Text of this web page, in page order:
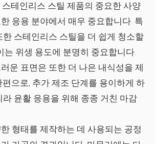
스테인리스 스틸 제품의 중요한 사양
응용 분야에서 매우 중요합니다. 특
한 스테인리스 스틸을 더 쉽게 청소할
는 위생 용도에 분명히 중요합니다.
운 표면은 또한 더 나은 내식성을 제
으로, 추가 제조 단계를 용이하게 하
라 윤활 응용을 위해 종종 거친 마감
형태를 제작하는 데 사용되는 공정